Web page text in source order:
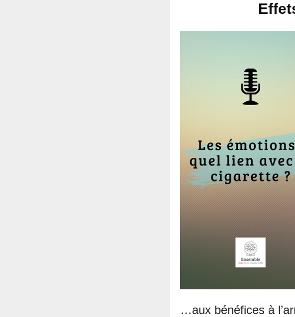
…aux bénéfices à